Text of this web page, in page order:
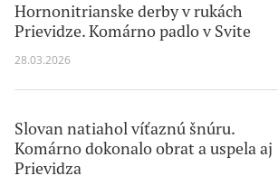
Hornonitrianske derby v rukách
Prievidze. Komárno padlo v Svite
28.03.2026
Slovan natiahol víťaznú šnúru.
Komárno dokonalo obrat a uspela aj
Prievidza